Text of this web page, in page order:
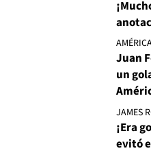
Juan
un
JAMES
¡Era
evitó